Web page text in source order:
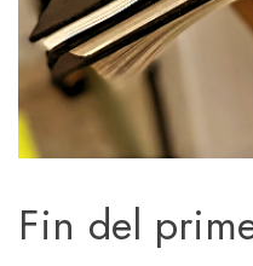
Fin del